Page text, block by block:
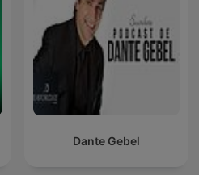
Dante Gebel